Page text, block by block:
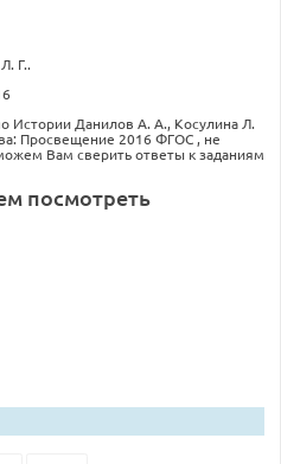
Г..
Истории Данилов А. А., Косулина Л.
Просвещение 2016 ФГОС , не
Вам сверить ответы к заданиям
посмотреть